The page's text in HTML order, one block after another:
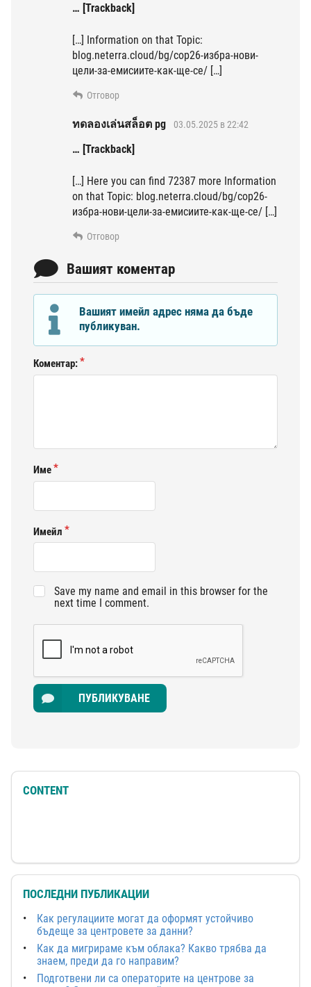
… [Trackback]
[…] Information on that Topic:
blog.neterra.cloud/bg/cop26-избра-нови-
цели-за-емисиите-как-ще-се/ […]
Отговор
ทดลองเล่นสล็อต pg 03.05.2025 в 22:42
… [Trackback]
[…] Here you can find 72387 more Information
on that Topic: blog.neterra.cloud/bg/cop26-
избра-нови-цели-за-емисиите-как-ще-се/ […]
Отговор
Вашият коментар
Вашият имейл адрес няма да бъде
публикуван.
Коментар:
Име
Имейл
Save my name and email in this browser for the
next time I comment.
ПУБЛИКУВАНЕ
CONTENT
ПОСЛЕДНИ ПУБЛИКАЦИИ
Как регулациите могат да оформят устойчиво
бъдеще за центровете за данни?
Как да мигрираме към облака? Какво трябва да
знаем, преди да го направим?
Подготвени ли са операторите на центрове за